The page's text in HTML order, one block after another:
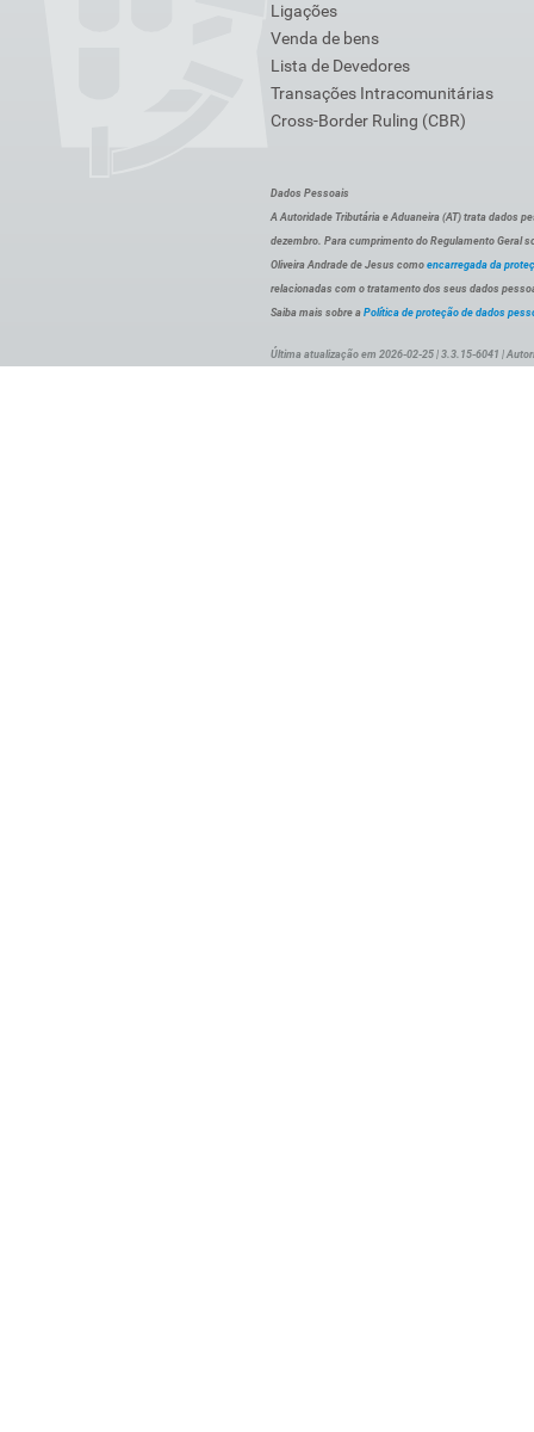
Ligações
Venda de bens
Lista de Devedores
Transações Intracomunitárias
Cross-Border Ruling (CBR)
Dados Pessoais
A Autoridade Tributária e Aduaneira (AT) trata dados
dezembro. Para cumprimento do Regulamento Geral
Oliveira Andrade de Jesus como encarregada da
relacionadas com o tratamento dos seus dados
Saiba mais sobre a Política de proteção de dados
Última atualização em 2026-02-25 | 3.3.15-6041 |